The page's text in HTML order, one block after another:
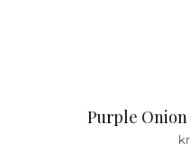
Purple Onion
kr